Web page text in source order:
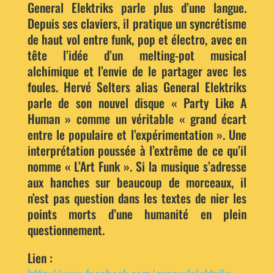
General Elektriks parle plus d’une langue.
Depuis ses claviers, il pratique un syncrétisme
de haut vol entre funk, pop et électro, avec en
tête l’idée d’un melting-pot musical
alchimique et l’envie de le partager avec les
foules. Hervé Selters alias General Elektriks
parle de son nouvel disque « Party Like A
Human » comme un véritable « grand écart
entre le populaire et l’expérimentation ». Une
interprétation poussée à l’extrême de ce qu’il
nomme « L’Art Funk ». Si la musique s’adresse
aux hanches sur beaucoup de morceaux, il
n’est pas question dans les textes de nier les
points morts d’une humanité en plein
questionnement.
Lien :